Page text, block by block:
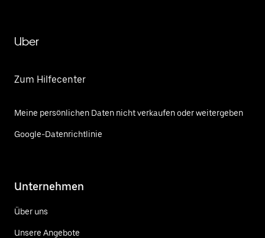
Uber
Zum Hilfecenter
Meine persönlichen Daten nicht verkaufen oder weitergeben
Google-Datenrichtlinie
Unternehmen
Über uns
Unsere Angebote